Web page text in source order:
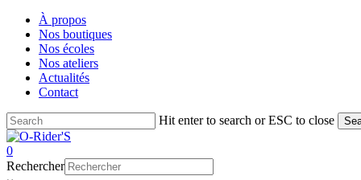
Skip
main
content
À propos
Nos boutiques
Nos écoles
Nos ateliers
Actualités
Contact
Hit enter to search or ESC to close
Close
Search
account
0
Menu
Rechercher